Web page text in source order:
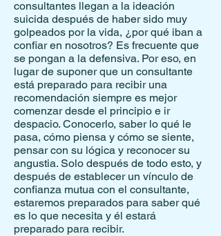
consultantes llegan a la ideación
suicida después de haber sido muy
golpeados por la vida, ¿por qué iban a
confiar en nosotros? Es frecuente que
se pongan a la defensiva. Por eso, en
lugar de suponer que un consultante
está preparado para recibir una
recomendación siempre es mejor
comenzar desde el principio e ir
despacio. Conocerlo, saber lo qué le
pasa, cómo piensa y cómo se siente,
pensar con su lógica y reconocer su
angustia. Solo después de todo esto, y
después de establecer un vínculo de
confianza mutua con el consultante,
estaremos preparados para saber qué
es lo que necesita y él estará
preparado para recibir.